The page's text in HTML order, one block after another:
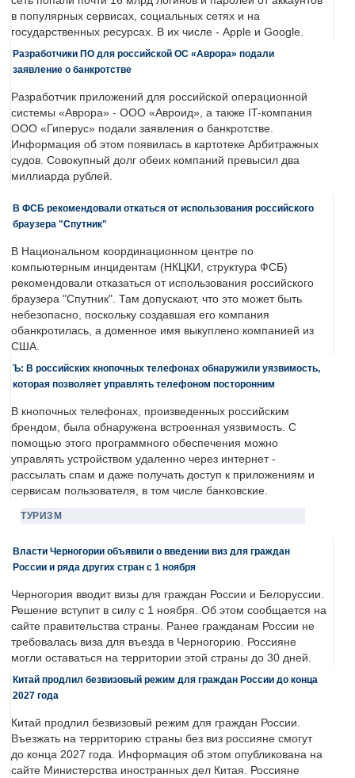
в популярных сервисах, социальных сетях и на
государственных ресурсах. В их числе - Apple и Google.
Разработчики ПО для российской ОС «Аврора» подали
заявление о банкротстве
Разработчик приложений для российской операционной
системы «Аврора» - ООО «Авроид», а также IT-компания
ООО «Гиперус» подали заявления о банкротстве.
Информация об этом появилась в картотеке Арбитражных
судов. Совокупный долг обеих компаний превысил два
миллиарда рублей.
В ФСБ рекомендовали откаться от использования российского
браузера "Спутник"
В Национальном координационном центре по
компьютерным инцидентам (НКЦКИ, структура ФСБ)
рекомендовали отказаться от использования российского
браузера "Спутник". Там допускают, что это может быть
небезопасно, поскольку создавшая его компания
обанкротилась, а доменное имя выкуплено компанией из
США.
Ъ: В российских кнопочных телефонах обнаружили уязвимость,
которая позволяет управлять телефоном посторонним
В кнопочных телефонах, произведенных российским
брендом, была обнаружена встроенная уязвимость. С
помощью этого программного обеспечения можно
управлять устройством удаленно через интернет -
рассылать спам и даже получать доступ к приложениям и
сервисам пользователя, в том числе банковские.
ТУРИЗМ
Власти Черногории объявили о введении виз для граждан
России и ряда других стран с 1 ноября
Черногория вводит визы для граждан России и Белоруссии.
Решение вступит в силу с 1 ноября. Об этом сообщается на
сайте правительства страны. Ранее гражданам России не
требовалась виза для въезда в Черногорию. Россияне
могли оставаться на территории этой страны до 30 дней.
Китай продлил безвизовый режим для граждан России до конца
2027 года
Китай продлил безвизовый режим для граждан России.
Въезжать на территорию страны без виз россияне смогут
до конца 2027 года. Информация об этом опубликована на
сайте Министерства иностранных дел Китая. Россияне